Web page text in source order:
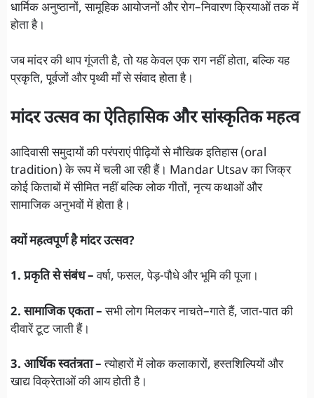
धार्मिक अनुष्ठानों, सामूहिक आयोजनों और रोग–निवारण क्रियाओं तक में
होता है।
जब मांदर की थाप गूंजती है, तो यह केवल एक राग नहीं होता, बल्कि यह
प्रकृति, पूर्वजों और पृथ्वी माँ से संवाद होता है।
मांदर उत्सव का ऐतिहासिक और सांस्कृतिक महत्व
आदिवासी समुदायों की परंपराएं पीढ़ियों से मौखिक इतिहास (oral
tradition) के रूप में चली आ रही हैं। Mandar Utsav का जिक्र
कोई किताबों में सीमित नहीं बल्कि लोक गीतों, नृत्य कथाओं और
सामाजिक अनुभवों में होता है।
क्यों महत्वपूर्ण है मांदर उत्सव?
1. प्रकृति से संबंध –वर्षा, फसल, पेड़-पौधे और भूमि की पूजा।
2. सामाजिक एकता –सभी लोग मिलकर नाचते–गाते हैं, जात-पात की
दीवारें टूट जाती हैं।
3. आर्थिक स्वतंत्रता –त्योहारों में लोक कलाकारों, हस्तशिल्पियों और
खाद्य विक्रेताओं की आय होती है।